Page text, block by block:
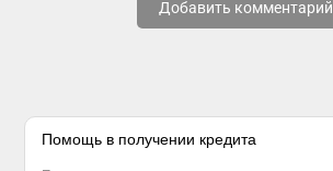
Добавить комментарий
Помощь в получении кредита